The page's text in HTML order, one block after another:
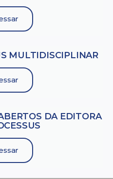
MULTIDISCIPLINAR
DA EDITORA